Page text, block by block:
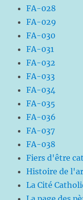
FA-028
FA-029
FA-030
FA-031
FA-032
FA-033
FA-034
FA-035
FA-036
FA-037
FA-038
Fiers d'être
Histoire de
La Cité